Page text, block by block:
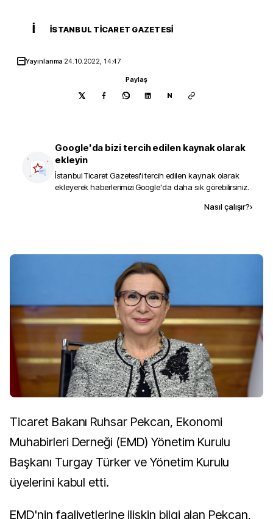
İ İSTANBUL TICARET GAZETESI
Yayınlanma 24.10.2022, 14:47
Paylaş
N
Google'da bizi tercih edilen kaynak olarak
ekleyin
İstanbul Ticaret Gazetesi'i tercih edilen kaynak olarak
ekleyerek haberlerimizi Google'da daha sık görebilirsiniz.
Nasıl çalışır?›
Ticaret Bakanı Ruhsar Pekcan, Ekonomi
Muhabirleri Derneği (EMD) Yönetim Kurulu
Başkanı Turgay Türker ve Yönetim Kurulu
üyelerini kabul etti.
EMD'nin faaliyetlerine ilişkin bilgi alan Pekcan,